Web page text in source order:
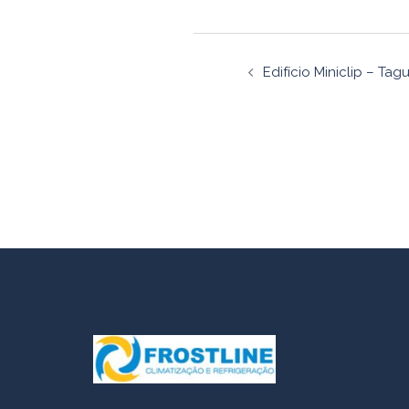
Navegação
Edifício Miniclip –